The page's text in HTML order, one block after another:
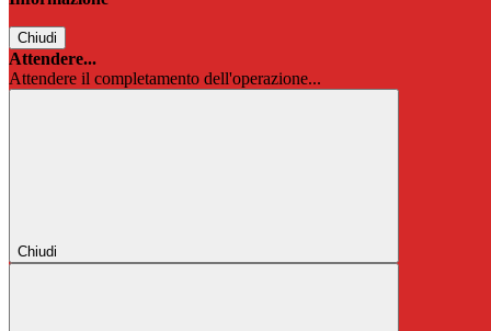
Chiudi
Attendere...
Attendere il completamento dell'operazione...
Chiudi